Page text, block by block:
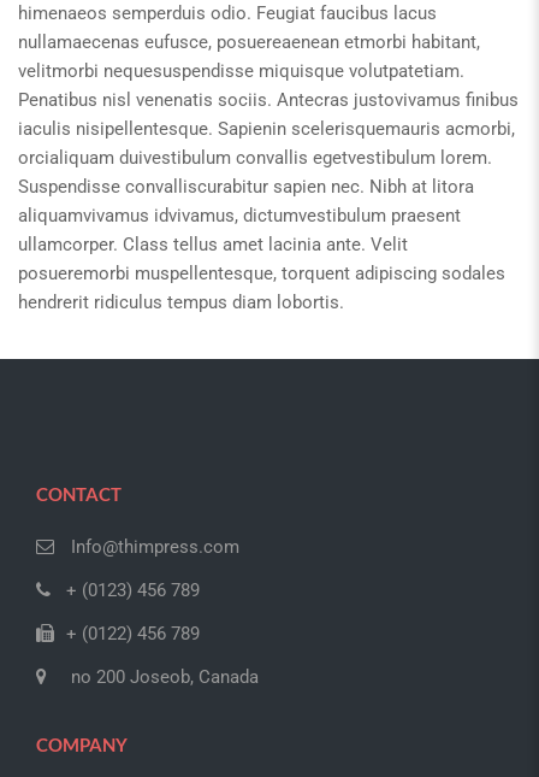
himenaeos semperduis odio. Feugiat faucibus lacus
nullamaecenas eufusce, posuereaenean etmorbi habitant,
velitmorbi nequesuspendisse miquisque volutpatetiam.
Penatibus nisl venenatis sociis. Antecras justovivamus finibus
iaculis nisipellentesque. Sapienin scelerisquemauris acmorbi,
orcialiquam duivestibulum convallis egetvestibulum lorem.
Suspendisse convalliscurabitur sapien nec. Nibh at litora
aliquamvivamus idvivamus, dictumvestibulum praesent
ullamcorper. Class tellus amet lacinia ante. Velit
posueremorbi muspellentesque, torquent adipiscing sodales
hendrerit ridiculus tempus diam lobortis.
CONTACT
Info@thimpress.com
+ (0123) 456 789
+ (0122) 456 789
no 200 Joseob, Canada
COMPANY